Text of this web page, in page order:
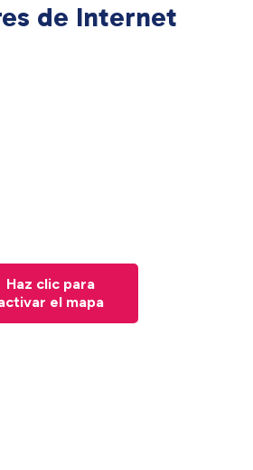
de Internet
Haz clic para
el mapa